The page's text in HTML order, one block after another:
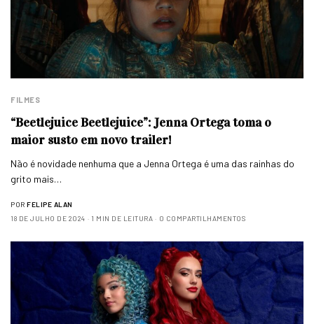
FILMES
“Beetlejuice Beetlejuice”: Jenna Ortega toma o
maior susto em novo trailer!
Não é novidade nenhuma que a Jenna Ortega é uma das rainhas do
grito mais…
POR FELIPE ALAN
18 DE JULHO DE 2024
1 MIN DE LEITURA 0 COMPARTILHAMENTOS